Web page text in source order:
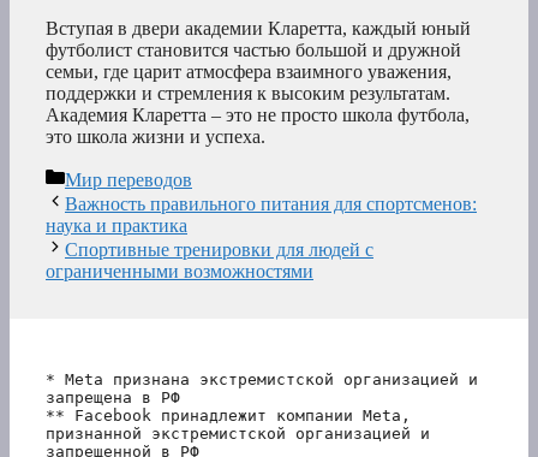
Вступая в двери академии Кларетта, каждый юный
футболист становится частью большой и дружной
семьи, где царит атмосфера взаимного уважения,
поддержки и стремления к высоким результатам.
Академия Кларетта – это не просто школа футбола,
это школа жизни и успеха.
Рубрики
Мир переводов
Важность правильного питания для спортсменов:
наука и практика
Спортивные тренировки для людей с
ограниченными возможностями
* Meta признана экстремистской организацией и
запрещена в РФ
** Facebook принадлежит компании Meta,
признанной экстремистской организацией и
запрещенной в РФ